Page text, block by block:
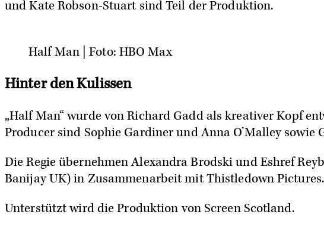
und Kate Robson-Stuart sind Teil der Produktion.
Half Man | Foto: HBO Max
Hinter den Kulissen
„Half Man“ wurde vonRichard Gaddals kreativer Kopf
Producer sind Sophie Gardiner und Anna O’Malley
Die Regie übernehmen Alexandra Brodski und Eshref
Banijay UK) in Zusammenarbeit mit Thistledown
Unterstützt wird die Produktion von Screen Scotland.